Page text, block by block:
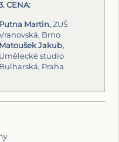
CENA:
Putna Martin, ZUŠ
Brno
Matoušek Jakub,
Umělecké studio
Bulharská, Praha